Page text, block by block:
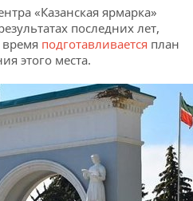
«Казанская ярмарка»
последних лет,
подготавливается план
этого места.